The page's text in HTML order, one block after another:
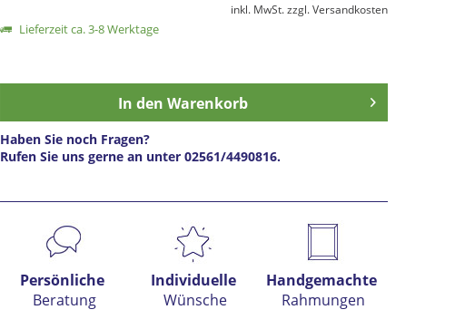
inkl. MwSt.zzgl. Versandkosten
Lieferzeit ca. 3-8 Werktage
In den Warenkorb
Haben Sie noch Fragen?
Rufen Sie uns gerne an unter 02561/4490816.
Preis anfragen
Persönliche
Beratung
Individuelle
Wünsche
Handgemachte
Rahmungen